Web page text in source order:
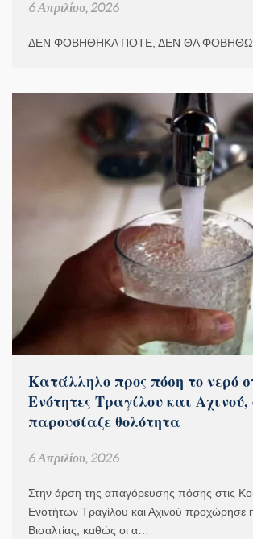
6 Απριλίου, 2026
ΔΕΝ ΦΟΒΗΘΗΚΑ ΠΟΤΕ, ΔΕΝ ΘΑ ΦΟΒΗΘΩ
Κατάλληλο προς πόση το νερό
Ενότητες Τραγίλου και Αχινού,
παρουσίαζε θολότητα
6 Απριλίου, 2026
Στην άρση της απαγόρευσης πόσης στις
Ενοτήτων Τραγίλου και Αχινού προχώρησε
Βισαλτίας, καθώς οι α…